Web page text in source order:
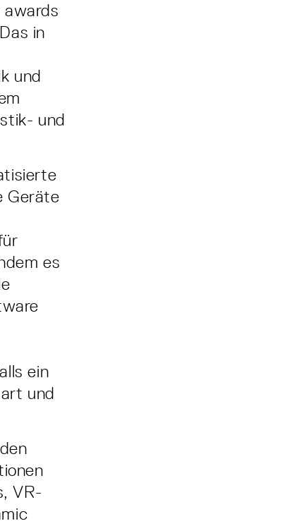
in
und
und
Geräte
es
ein
und
VR-